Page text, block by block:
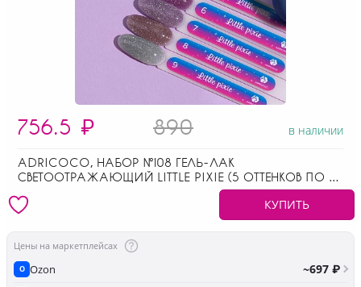
756.5 ₽ 890 в наличии
ADRICOCO, НАБОР №108 ГЕЛЬ-ЛАК
СВЕТООТРАЖАЮЩИЙ LITTLE PIXIE (5 ОТТЕНКОВ ПО 8
КУПИТЬ
Цены на маркетплейсах
O Ozon ~697 ₽